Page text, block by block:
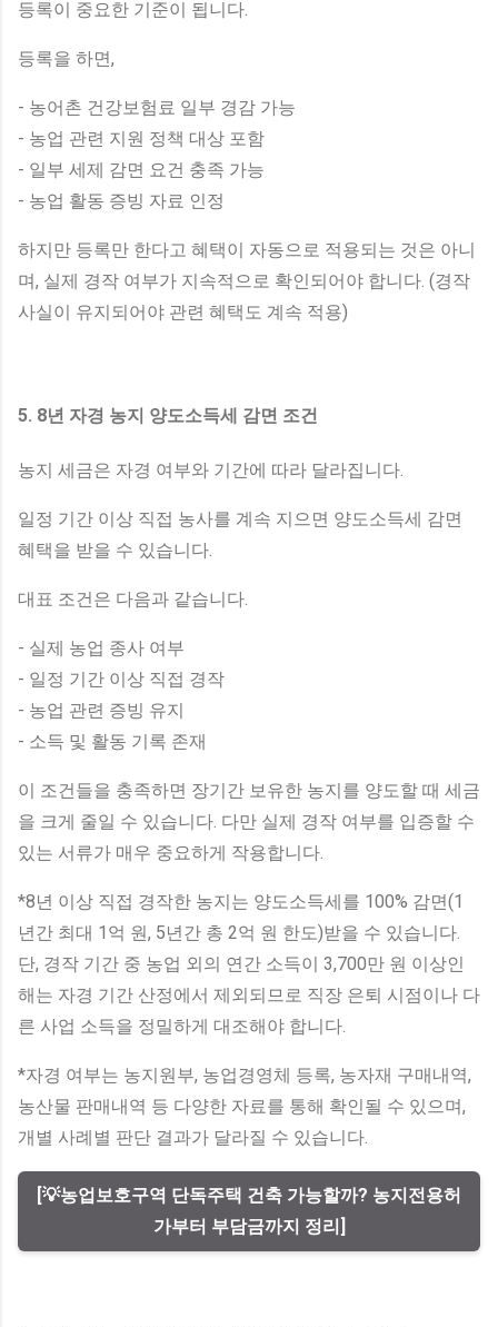
등록이 중요한 기준이 됩니다.
등록을 하면,
- 농어촌 건강보험료 일부 경감 가능
- 농업 관련 지원 정책 대상 포함
- 일부 세제 감면 요건 충족 가능
- 농업 활동 증빙 자료 인정
하지만 등록만 한다고 혜택이 자동으로 적용되는 것은 아니
며, 실제 경작 여부가 지속적으로 확인되어야 합니다. (경작
사실이 유지되어야 관련 혜택도 계속 적용)
5. 8년 자경 농지 양도소득세 감면 조건
농지 세금은 자경 여부와 기간에 따라 달라집니다.
일정 기간 이상 직접 농사를 계속 지으면 양도소득세 감면
혜택을 받을 수 있습니다.
대표 조건은 다음과 같습니다.
- 실제 농업 종사 여부
- 일정 기간 이상 직접 경작
- 농업 관련 증빙 유지
- 소득 및 활동 기록 존재
이 조건들을 충족하면 장기간 보유한 농지를 양도할 때 세금
을 크게 줄일 수 있습니다. 다만 실제 경작 여부를 입증할 수
있는 서류가 매우 중요하게 작용합니다.
*8년 이상 직접 경작한 농지는 양도소득세를 100% 감면(1
년간 최대 1억 원, 5년간 총 2억 원 한도)받을 수 있습니다.
단, 경작 기간 중 농업 외의 연간 소득이 3,700만 원 이상인
해는 자경 기간 산정에서 제외되므로 직장 은퇴 시점이나 다
른 사업 소득을 정밀하게 대조해야 합니다.
*자경 여부는 농지원부, 농업경영체 등록, 농자재 구매내역,
농산물 판매내역 등 다양한 자료를 통해 확인될 수 있으며,
개별 사례별 판단 결과가 달라질 수 있습니다.
[💡농업보호구역 단독주택 건축 가능할까? 농지전용허
가부터 부담금까지 정리]